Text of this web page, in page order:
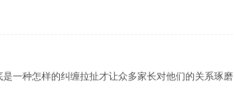
一种怎样的纠缠拉扯才让众多家长对他们的关系琢磨